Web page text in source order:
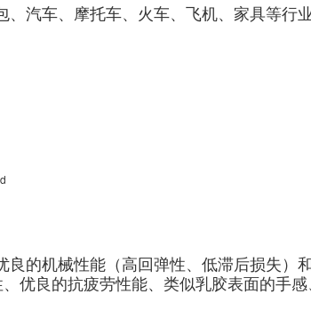
汽车、摩托车、火车、飞机、家具等行业
的机械性能（高回弹性、低滞后损失）
优良的抗疲劳性能、类似乳胶表面的手感